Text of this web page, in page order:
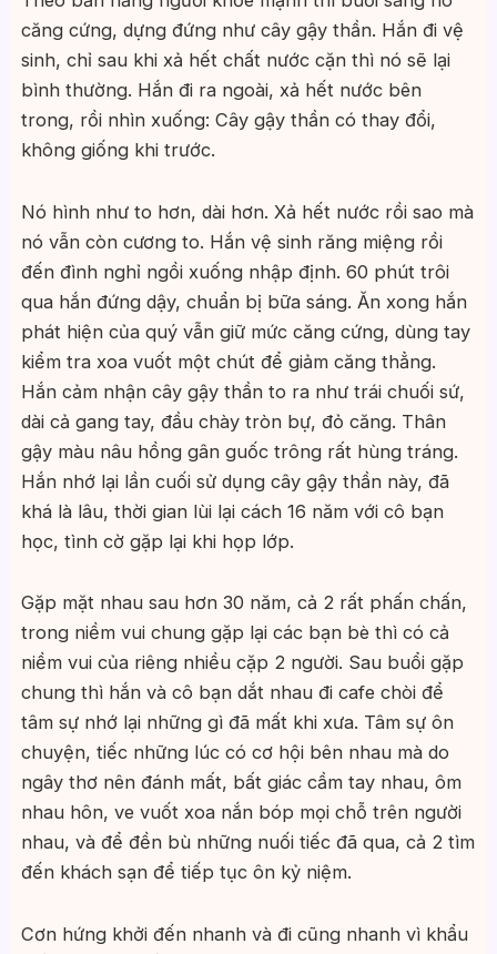
căng cứng, dựng đứng như cây gậy thần. Hắn đi vệ
sinh, chỉ sau khi xả hết chất nước cặn thì nó sẽ lại
bình thường. Hắn đi ra ngoài, xả hết nước bên
trong, rồi nhìn xuống: Cây gậy thần có thay đổi,
không giống khi trước.
Nó hình như to hơn, dài hơn. Xả hết nước rồi sao mà
nó vẫn còn cương to. Hắn vệ sinh răng miệng rồi
đến đình nghỉ ngồi xuống nhập định. 60 phút trôi
qua hắn đứng dậy, chuẩn bị bữa sáng. Ăn xong hắn
phát hiện của quý vẫn giữ mức căng cứng, dùng tay
kiểm tra xoa vuốt một chút để giảm căng thẳng.
Hắn cảm nhận cây gậy thần to ra như trái chuối sứ,
dài cả gang tay, đầu chày tròn bự, đỏ căng. Thân
gậy màu nâu hồng gân guốc trông rất hùng tráng.
Hắn nhớ lại lần cuối sử dụng cây gậy thần này, đã
khá là lâu, thời gian lùi lại cách 16 năm với cô bạn
học, tình cờ gặp lại khi họp lớp.
Gặp mặt nhau sau hơn 30 năm, cả 2 rất phấn chấn,
trong niềm vui chung gặp lại các bạn bè thì có cả
niềm vui của riêng nhiều cặp 2 người. Sau buổi gặp
chung thì hắn và cô bạn dắt nhau đi cafe chòi để
tâm sự nhớ lại những gì đã mất khi xưa. Tâm sự ôn
chuyện, tiếc những lúc có cơ hội bên nhau mà do
ngây thơ nên đánh mất, bất giác cầm tay nhau, ôm
nhau hôn, ve vuốt xoa nắn bóp mọi chỗ trên người
nhau, và để đền bù những nuối tiếc đã qua, cả 2 tìm
đến khách sạn để tiếp tục ôn kỷ niệm.
Cơn hứng khởi đến nhanh và đi cũng nhanh vì khẩu